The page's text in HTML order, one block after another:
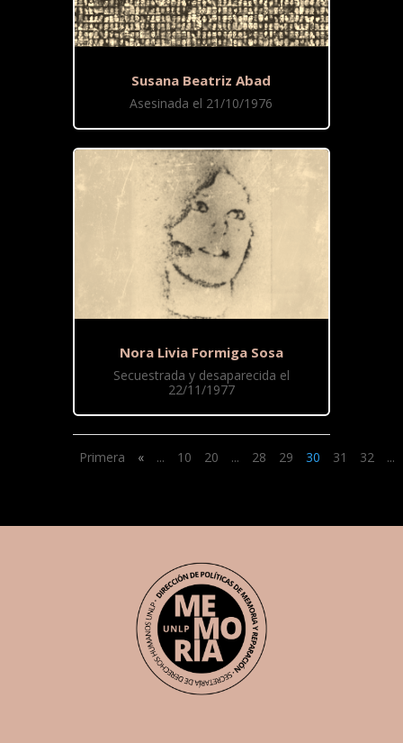
Susana Beatriz Abad
Asesinada el 21/10/1976
Nora Livia Formiga Sosa
Secuestrada y desaparecida el
22/11/1977
Primera « ... 10 20 ... 28 29 30 31 32 ...